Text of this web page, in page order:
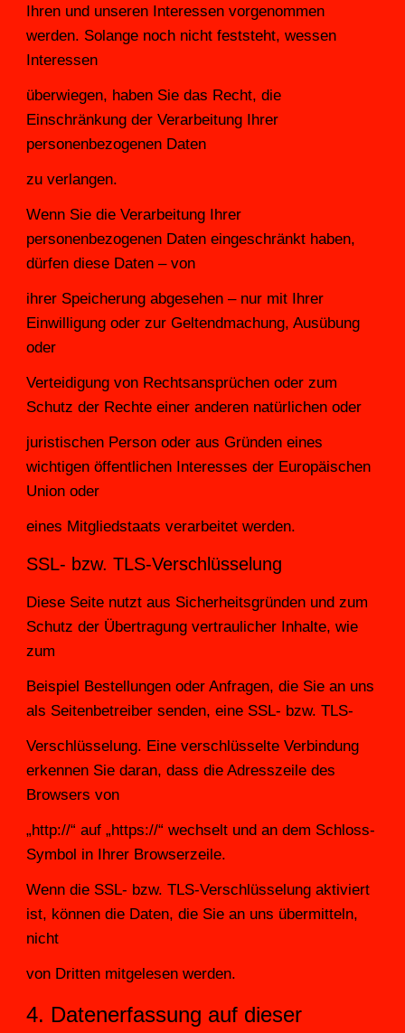
Ihren und unseren Interessen vorgenommen
werden. Solange noch nicht feststeht, wessen
Interessen
überwiegen, haben Sie das Recht, die
Einschränkung der Verarbeitung Ihrer
personenbezogenen Daten
zu verlangen.
Wenn Sie die Verarbeitung Ihrer
personenbezogenen Daten eingeschränkt haben,
dürfen diese Daten – von
ihrer Speicherung abgesehen – nur mit Ihrer
Einwilligung oder zur Geltendmachung, Ausübung
oder
Verteidigung von Rechtsansprüchen oder zum
Schutz der Rechte einer anderen natürlichen oder
juristischen Person oder aus Gründen eines
wichtigen öffentlichen Interesses der Europäischen
Union oder
eines Mitgliedstaats verarbeitet werden.
SSL- bzw. TLS-Verschlüsselung
Diese Seite nutzt aus Sicherheitsgründen und zum
Schutz der Übertragung vertraulicher Inhalte, wie
zum
Beispiel Bestellungen oder Anfragen, die Sie an uns
als Seitenbetreiber senden, eine SSL- bzw. TLS-
Verschlüsselung. Eine verschlüsselte Verbindung
erkennen Sie daran, dass die Adresszeile des
Browsers von
„http://“ auf „https://“ wechselt und an dem Schloss-
Symbol in Ihrer Browserzeile.
Wenn die SSL- bzw. TLS-Verschlüsselung aktiviert
ist, können die Daten, die Sie an uns übermitteln,
nicht
von Dritten mitgelesen werden.
4. Datenerfassung auf dieser